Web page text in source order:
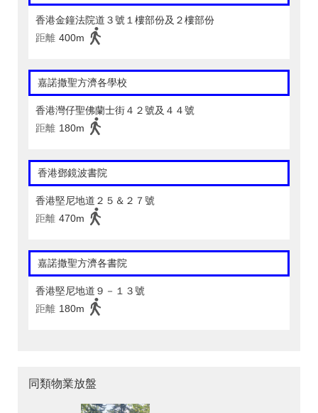
香港金鐘法院道３號１樓部份及２樓部份
距離 400m
嘉諾撒聖方濟各學校
香港灣仔聖佛蘭士街４２號及４４號
距離 180m
香港鄧鏡波書院
香港堅尼地道２５＆２７號
距離 470m
嘉諾撒聖方濟各書院
香港堅尼地道９－１３號
距離 180m
同類物業放盤